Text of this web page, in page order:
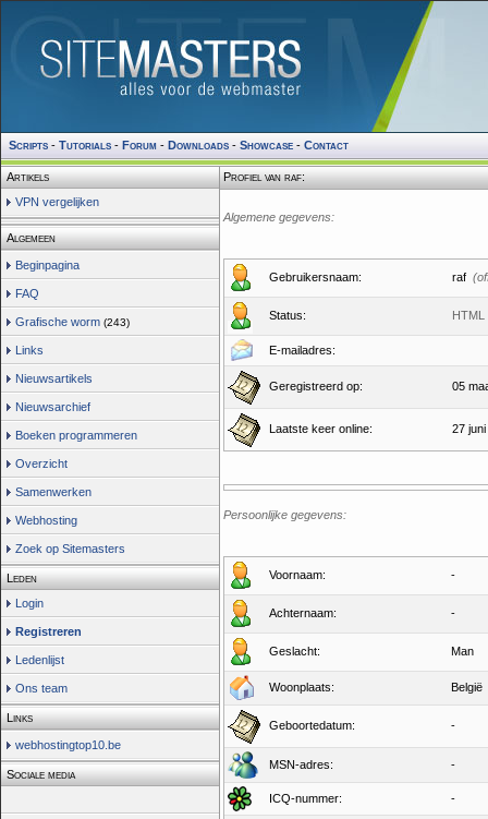
Scripts - Tutorials - Forum - Downloads - Showcase - Contact
Artikels
VPN vergelijken
Algemeen
Beginpagina
FAQ
Grafische worm (243)
Links
Nieuwsartikels
Nieuwsarchief
Boeken programmeren
Overzicht
Samenwerken
Webhosting
Zoek op Sitemasters
Leden
Login
Registreren
Ledenlijst
Ons team
Links
webhostingtop10.be
Sociale media
Profiel van raf:
Algemene gegevens:
Gebruikersnaam: raf
Status: HTML
E-mailadres:
Geregistreerd op: 05
Laatste keer online: 27
Persoonlijke gegevens:
Voornaam: -
Achternaam: -
Geslacht: Man
Woonplaats: België
Geboortedatum: -
MSN-adres: -
ICQ-nummer: -